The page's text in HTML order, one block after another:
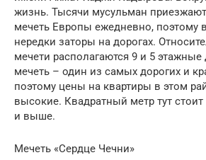
жизнь. Тысячи мусульман
мечеть Европы ежедневно, поэтому
нередки заторы на дорогах.
мечети располагаются 9 и 5
мечеть – один из самых дорогих и
поэтому цены на квартиры в этом
высокие. Квадратный метр тут стоит
и выше.
Мечеть «Сердце Чечни»